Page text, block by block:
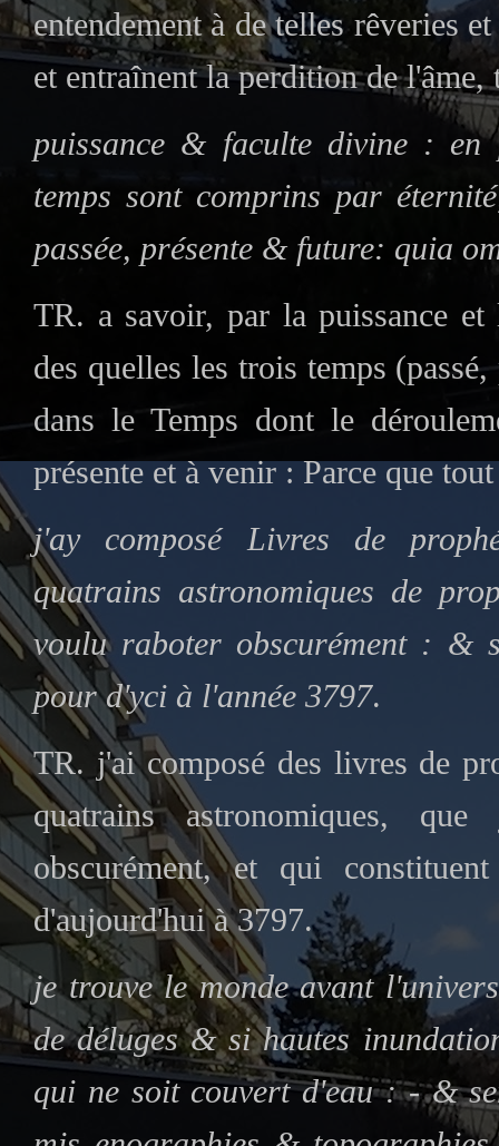
entendement à de telles rêveries
et entraînent la perdition de
puissance & faculte divine : en
temps sont comprins par
passée, présente & future: quia
TR. a savoir, par la puissance
des quelles les trois temps
dans le Temps dont le
présente et à venir : Parce que
j'ay composé Livres de
quatrains astronomiques de
voulu raboter obscurément : &
pour d'yci à l'année 3797.
TR. j'ai composé des livres de
quatrains astronomiques,
obscurément, et qui
d'aujourd'hui à 3797.
je trouve le monde avant
de déluges & si hautes
qui ne soit couvert d'eau : - &